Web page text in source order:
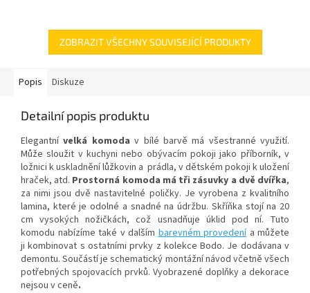
ZOBRAZIT VŠECHNY SOUVISEJÍCÍ PRODUKTY
Popis Diskuze
Detailní popis produktu
Elegantnívelká komoda v bílé barvě má všestranné využití.
Může sloužit v kuchyni nebo obývacím pokoji jako příborník, v
ložnici k uskladnění lůžkovin a prádla, v dětském pokoji k uložení
hraček, atd. Prostorná komoda má tři zásuvky a dvě dvířka,
za nimi jsou dvě nastavitelné poličky. Je vyrobena z kvalitního
lamina, které je odolné a snadné na údržbu. Skříňka stojí na 20
cm vysokých nožičkách, což usnadňuje úklid pod ní. Tuto
komodu nabízíme také v dalším barevném provedenía můžete
ji kombinovat s ostatními prvky z kolekce Bodo. Je dodávana v
demontu. Součástí je schematický montážní návod včetně všech
potřebných spojovacích prvků. Vyobrazené doplňky a dekorace
nejsou v ceně.